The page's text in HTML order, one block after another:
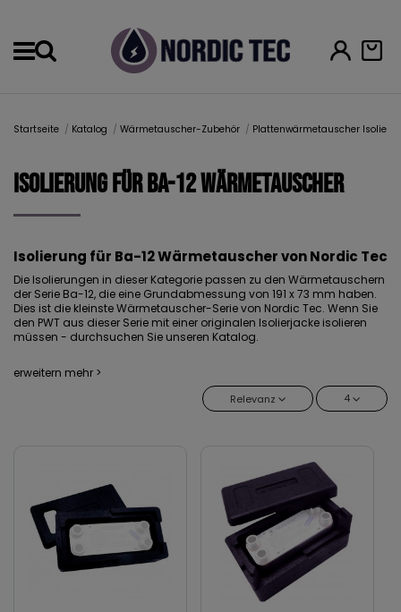
Startseite Katalog Wärmetauscher-Zubehör Plattenwärmetauscher
Isolierung für Ba-12 Wärmetauscher
Isolierung für Ba-12 Wärmetauscher von Nordic Tec
Die Isolierungen in dieser Kategorie passen zu den Wärmetauschern
der Serie Ba-12, die eine Grundabmessung von 191 x 73 mm haben.
Dies ist die kleinste Wärmetauscher-Serie von Nordic Tec. Wenn Sie
den PWT aus dieser Serie mit einer originalen Isolierjacke isolieren
müssen - durchsuchen Sie unseren Katalog.
erweitern mehr >
Relevanz 4